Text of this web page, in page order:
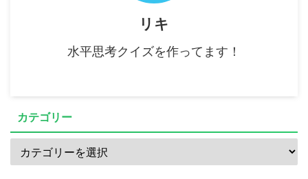
リキ
水平思考クイズを作ってます！
カテゴリー